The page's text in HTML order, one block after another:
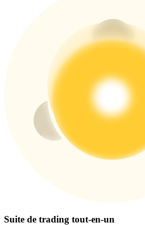
BTC New User Exclusive: 6.5% APR
BTC Flexible Staking | Daily Rewards
Plus d'événements
Gagnez des prix et des récompenses
Suite de trading tout-en-un